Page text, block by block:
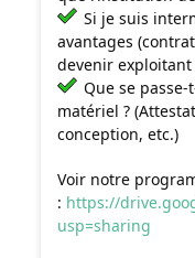
Si je suis
avantages
devenir exploitant
Que se
matériel ?
conception, etc.)
Voir notre
: https://
usp=sharing